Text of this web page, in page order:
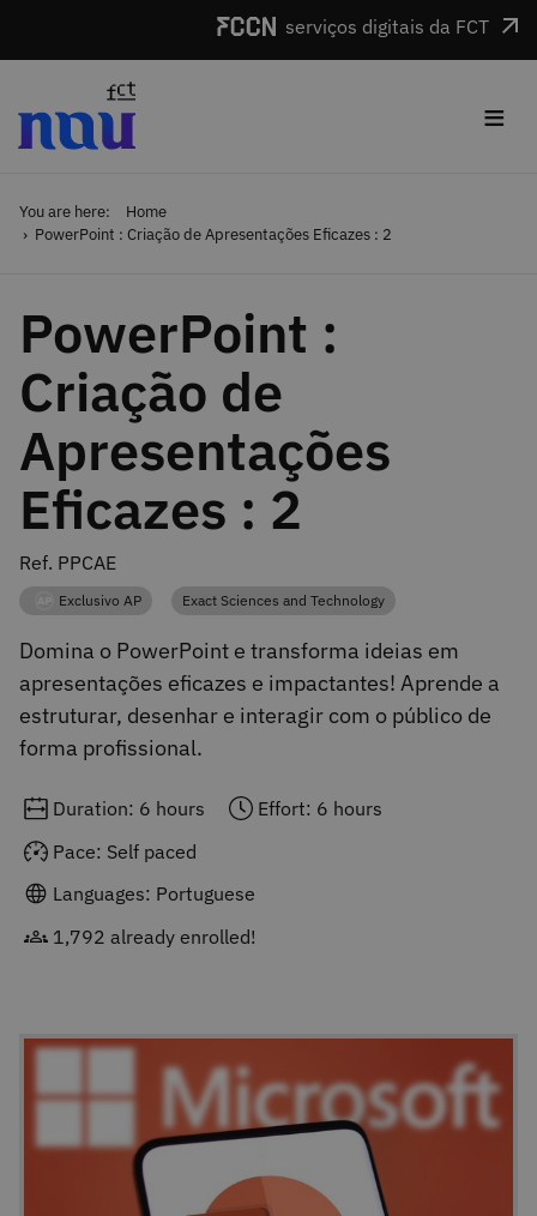
serviços digitais da FCT
≡
You are here:
Home
PowerPoint : Criação de Apresentações Eficazes : 2
PowerPoint :
Criação de
Apresentações
Eficazes : 2
Ref. PPCAE
Category
Exclusivo AP Category
Exact Sciences and Technology
Domina o PowerPoint e transforma ideias em
apresentações eficazes e impactantes! Aprende a
estruturar, desenhar e interagir com o público de
forma profissional.
Duration: 6 hours
Effort: 6 hours
Pace: Self paced
Languages: Portuguese
1,792 already enrolled!